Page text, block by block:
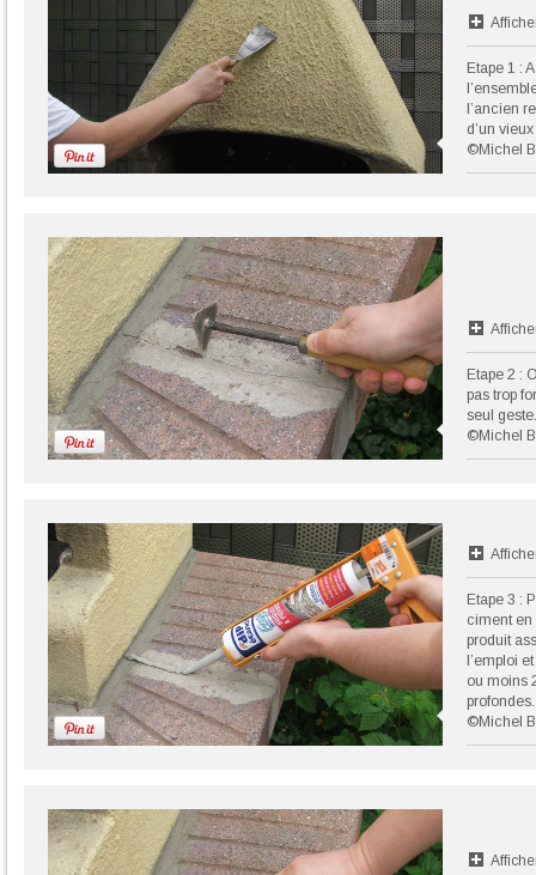
Etape 1 :
l’ancien
d’un
©Michel
Etape 2 :
pas trop
seul geste.
©Michel
Etape 3 :
ciment en
produit
l’emploi
ou moins
profondes.
©Michel